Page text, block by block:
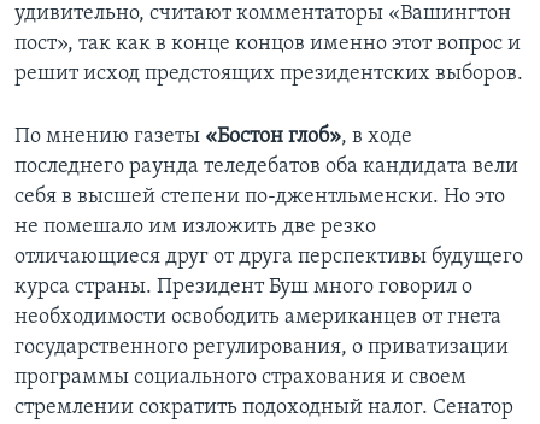
удивительно, считают комментаторы «Вашингтон
пост», так как в конце концов именно этот вопрос и
решит исход предстоящих президентских выборов.
По мнению газеты «Бостон глоб», в ходе
последнего раунда теледебатов оба кандидата вели
себя в высшей степени по-джентльменски. Но это
не помешало им изложить две резко
отличающиеся друг от друга перспективы будущего
курса страны. Президент Буш много говорил о
необходимости освободить американцев от гнета
государственного регулирования, о приватизации
программы социального страхования и своем
стремлении сократить подоходный налог. Сенатор